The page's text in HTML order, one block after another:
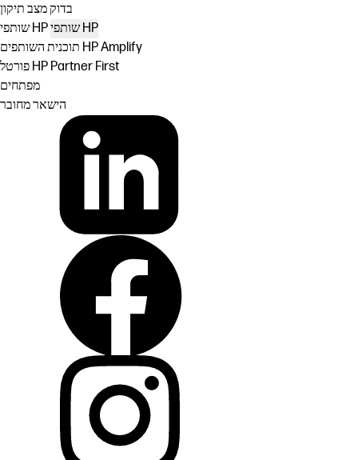
בדוק מצב תיקון
שותפי HP
שותפי HP
תוכנית השותפים HP Amplify
פורטל HP Partner First
מפתחים
הישאר מחובר